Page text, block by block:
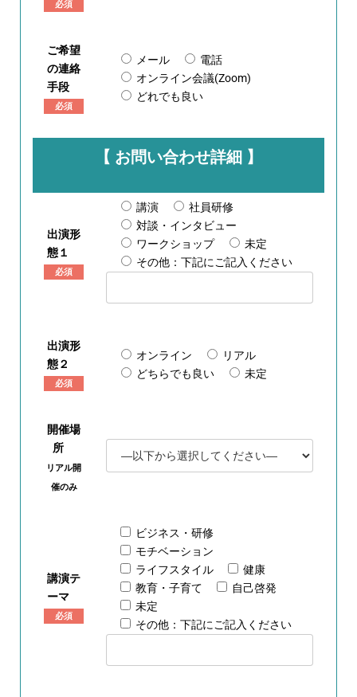
必須
ご希望
の連絡
手段
必須
メール
電話
オンライン会議(Zoom)
どれでも良い
【 お問い合わせ詳細 】
出演形
態１
必須
講演
社員研修
対談・インタビュー
ワークショップ
未定
その他：下記にご記入ください
出演形
態２
必須
オンライン
リアル
どちらでも良い
未定
開催場
所
リアル開
催のみ
講演テ
ーマ
必須
ビジネス・研修
モチベーション
ライフスタイル
健康
教育・子育て
自己啓発
未定
その他：下記にご記入ください